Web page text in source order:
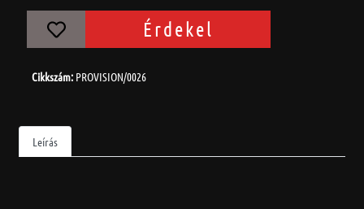
Érdekel
Cikkszám: PROVISION/0026
Leírás